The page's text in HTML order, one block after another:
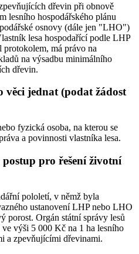
dřevin při obnově
lesního hospodářského plánu
osnovy (dále jen "LHO")
lesa hospodařící podle LHP
má právo na
na výsadbu minimálního
dřevin.
věci jednat (podat žádost
fyzická osoba, na kterou se
a povinnosti vlastníka lesa.
pro řešení životní
pololetí, v němž byla
ustanovení LHP nebo LHO
porost. Orgán státní správy lesů
výši 5 000 Kč na 1 ha lesního
a zpevňujícími dřevinami.